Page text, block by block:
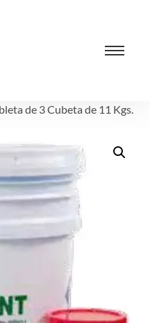
de 3 Cubeta de 11 Kgs.